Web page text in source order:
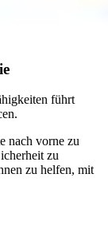
führt
nach vorne zu
zu
zu helfen, mit